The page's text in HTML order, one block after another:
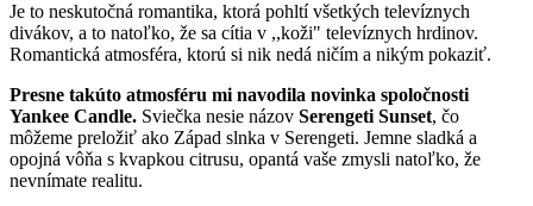
Je to neskutočná romantika, ktorá pohltí všetkých televíznych
divákov, a to natoľko, že sa cítia v ,,koži" televíznych hrdinov.
Romantická atmosféra, ktorú si nik nedá ničím a nikým pokaziť.
Presne takúto atmosféru mi navodila novinka spoločnosti
Yankee Candle. Sviečka nesie názov Serengeti Sunset, čo
môžeme preložiť ako Západ slnka v Serengeti. Jemne sladká a
opojná vôňa s kvapkou citrusu, opantá vaše zmysli natoľko, že
nevnímate realitu.